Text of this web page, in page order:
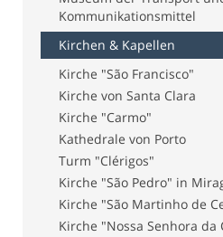
Kommunikationsmittel
Kirchen & Kapellen
Kirche "São Francisco"
Kirche von Santa Clara
Kirche "Carmo"
Kathedrale von Porto
Turm "Clérigos"
Kirche "São Pedro" in
Kirche "São Martinho de
Kirche "Nossa Senhora da